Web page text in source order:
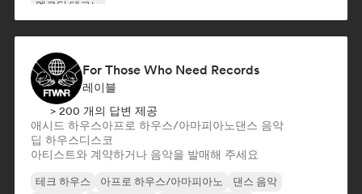
멜로딕 테크노
For Those Who Need Records
레이블
> 200 개의 답변 제공
애시드 하우스아프로 하우스/아마피아노댄스 음악
딥 하우스디스코
아티스트와 계약하거나 음악을 발매해 주세요
테크 하우스 아프로 하우스/아마피아노
댄스 음악